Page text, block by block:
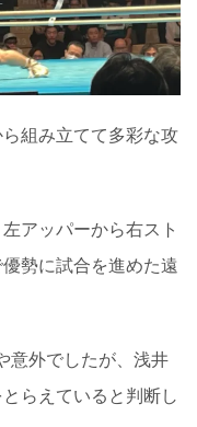
組み立てて多彩な攻
アッパーから右スト
勢に試合を進めた遠
意外でしたが、浅井
らえていると判断し